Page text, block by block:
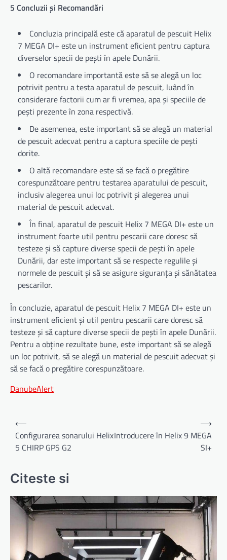
5 Concluzii și Recomandări
Concluzia principală este că aparatul de pescuit Helix
7 MEGA DI+ este un instrument eficient pentru captura
diverselor specii de pești în apele Dunării.
O recomandare importantă este să se alegă un loc
potrivit pentru a testa aparatul de pescuit, luând în
considerare factorii cum ar fi vremea, apa și speciile de
pești prezente în zona respectivă.
De asemenea, este important să se alegă un material
de pescuit adecvat pentru a captura speciile de pești
dorite.
O altă recomandare este să se facă o pregătire
corespunzătoare pentru testarea aparatului de pescuit,
inclusiv alegerea unui loc potrivit și alegerea unui
material de pescuit adecvat.
În final, aparatul de pescuit Helix 7 MEGA DI+ este un
instrument foarte util pentru pescarii care doresc să
testeze și să capture diverse specii de pești în apele
Dunării, dar este important să se respecte regulile și
normele de pescuit și să se asigure siguranța și sănătatea
pescarilor.
În concluzie, aparatul de pescuit Helix 7 MEGA DI+ este un
instrument eficient și util pentru pescarii care doresc să
testeze și să capture diverse specii de pești în apele Dunării.
Pentru a obține rezultate bune, este important să se alegă
un loc potrivit, să se alegă un material de pescuit adecvat și
să se facă o pregătire corespunzătoare.
DanubeAlert
Navigare
în
articole
⟵
Configurarea sonarului Helix
5 CHIRP GPS G2
Introducere în Helix 9 MEGA
SI+
⟶
Citeste si